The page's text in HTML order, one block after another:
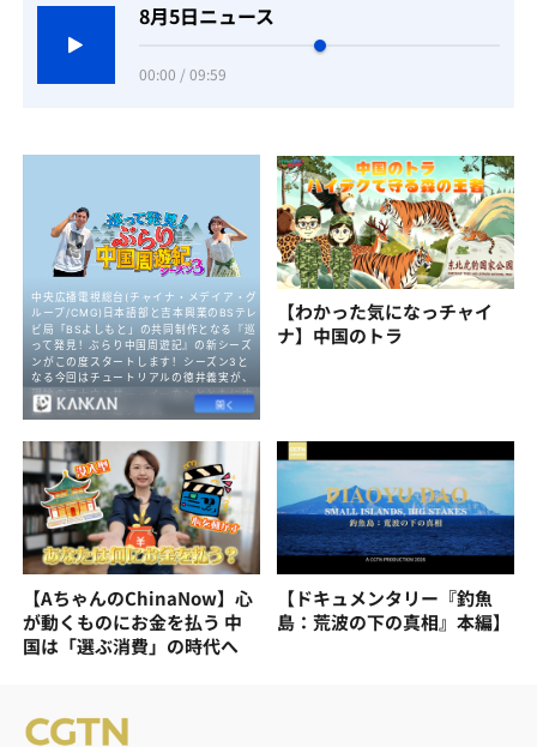
8月5日ニュース
00:00 / 09:59
【わかった気になっチャイ
ナ】中国のトラ
【AちゃんのChinaNow】心
が動くものにお金を払う 中
国は「選ぶ消費」の時代へ
【ドキュメンタリー『釣魚
島：荒波の下の真相』本編】